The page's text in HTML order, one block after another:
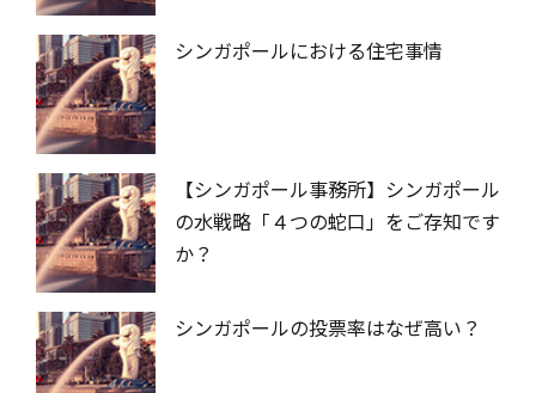
シンガポールにおける住宅事情
【シンガポール事務所】シンガポール
の水戦略「４つの蛇口」をご存知です
か？
シンガポールの投票率はなぜ高い？